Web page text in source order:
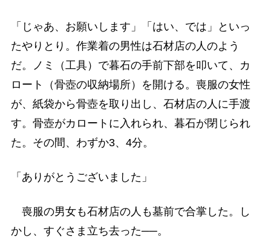
「じゃあ、お願いします」「はい、では」といっ
たやりとり。作業着の男性は石材店の人のよう
だ。ノミ（工具）で暮石の手前下部を叩いて、カ
ロート（骨壺の収納場所）を開ける。喪服の女性
が、紙袋から骨壺を取り出し、石材店の人に手渡
す。骨壺がカロートに入れられ、暮石が閉じられ
た。その間、わずか3、4分。
「ありがとうございました」
喪服の男女も石材店の人も墓前で合掌した。し
かし、すぐさま立ち去った──。